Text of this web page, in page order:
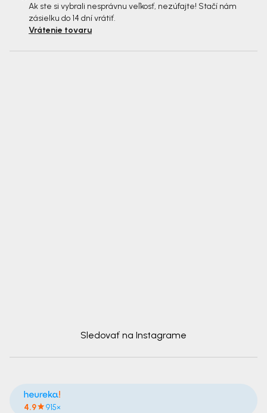
Ak ste si vybrali nesprávnu veľkosť, nezúfajte! Stačí nám
zásielku do 14 dní vrátiť.
Vrátenie tovaru
Sledovať na Instagrame
4.9 915×